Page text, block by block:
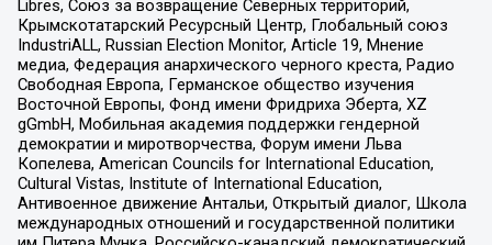
Libres, Союз за возвращение Северных территорий,
Крымскотатарский Ресурсный Центр, Глобальный союз
IndustriALL, Russian Election Monitor, Article 19, Мнение
медиа, Федерация анархического черного креста, Радио
Свободная Европа, Германское общество изучения
Восточной Европы, Фонд имени Фридриха Эберта, XZ
gGmbH, Мобильная академия поддержки гендерной
демократии и миротворчества, Форум имени Льва
Копелева, American Councils for International Education,
Cultural Vistas, Institute of International Education,
Антивоенное движение Антальи, Открытый диалог, Школа
международных отношений и государственной политики